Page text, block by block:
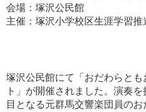
会場：塚沢公民館
主催：塚沢小学校区生涯学習推
塚沢公民館にて「おだわらと
ト」が開催されました。演奏
目となる元群馬交響楽団員の